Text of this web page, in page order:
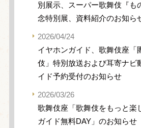
別展示、スーパー歌舞伎『も
念特別展、資料紹介のお知ら
2026/04/24
イヤホンガイド、歌舞伎座「
伎」特別放送および耳寄ナビ
イド予約受付のお知らせ
2026/03/26
歌舞伎座「歌舞伎をもっと楽
ガイド無料DAY」のお知らせ